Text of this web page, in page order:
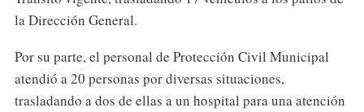
la Dirección General.
Por su parte, el personal de Protección Civil Municipal
atendió a 20 personas por diversas situaciones,
trasladando a dos de ellas a un hospital para una atención